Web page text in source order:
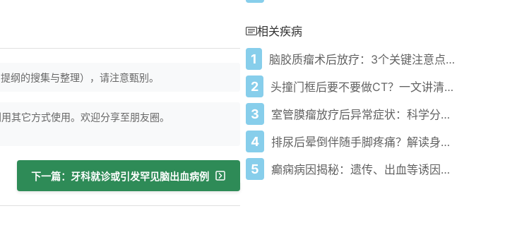
纲的搜集与整理），请注意甄别。
其它方式使用。欢迎分享至朋友圈。
下一篇：牙科就诊或引发罕见脑出血病例
相关疾病
1 脑胶质瘤术后放疗：3个关键注意点帮你降低复发、减少并发症
2 头撞门框后要不要做CT？一文讲清判断方法
3 室管膜瘤放疗后异常症状：科学分辨原因、应对方案与误区避坑
4 排尿后晕倒伴随手脚疼痛？解读身体信号与科学应对
5 癫痫病因揭秘：遗传、出血等诱因解析+科学应对指南